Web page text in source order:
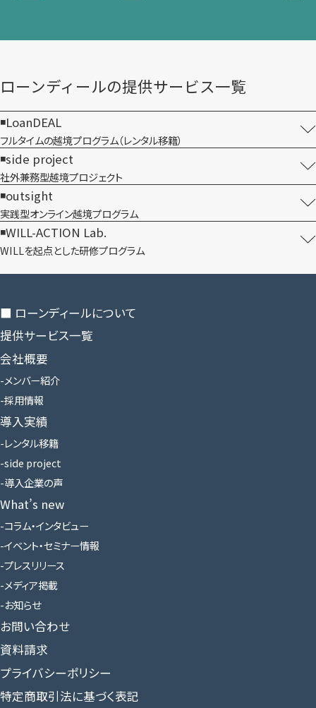
ローンディールの​提供サービス一覧
LoanDEAL
フルタイムの越境プログラム​（レンタル移籍）
side project
社外兼務型​越境プロジェクト
outsight
実践型オンライン​越境プログラム
WILL-ACTION Lab.
WILLを​起点とした​研修プログラム
■ ローンディールに​ついて
提供サービス一覧
会社概要
メンバー紹介
採用情報
導入実績
レンタル移籍
side project
導入企業の声
What’s new
コラム・インタビュー
イベント・セミナー情報
プレスリリース
メディア掲載
お知らせ
お問い合わせ
資料請求
プライバシーポリシー
特定商取引法に基づく表記